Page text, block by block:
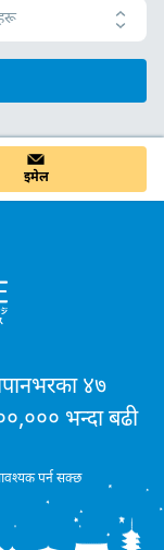
इमेल
४७
भन्दा बढी
पर्न सक्छ